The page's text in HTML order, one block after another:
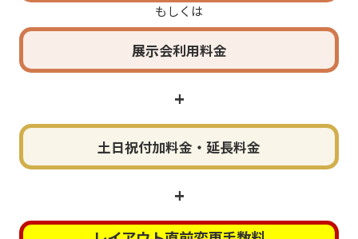
もしくは
展示会利用料金
+
土日祝付加料金 ・ 延長料金
+